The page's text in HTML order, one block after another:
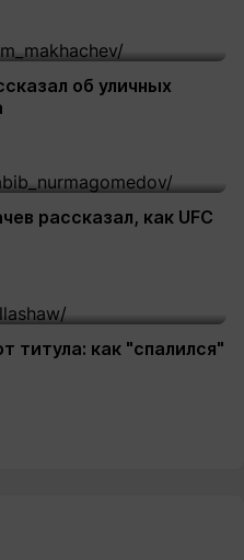
об уличных
рассказал, как UFC
титула: как "спалился"